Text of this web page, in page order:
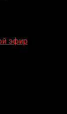
эфир